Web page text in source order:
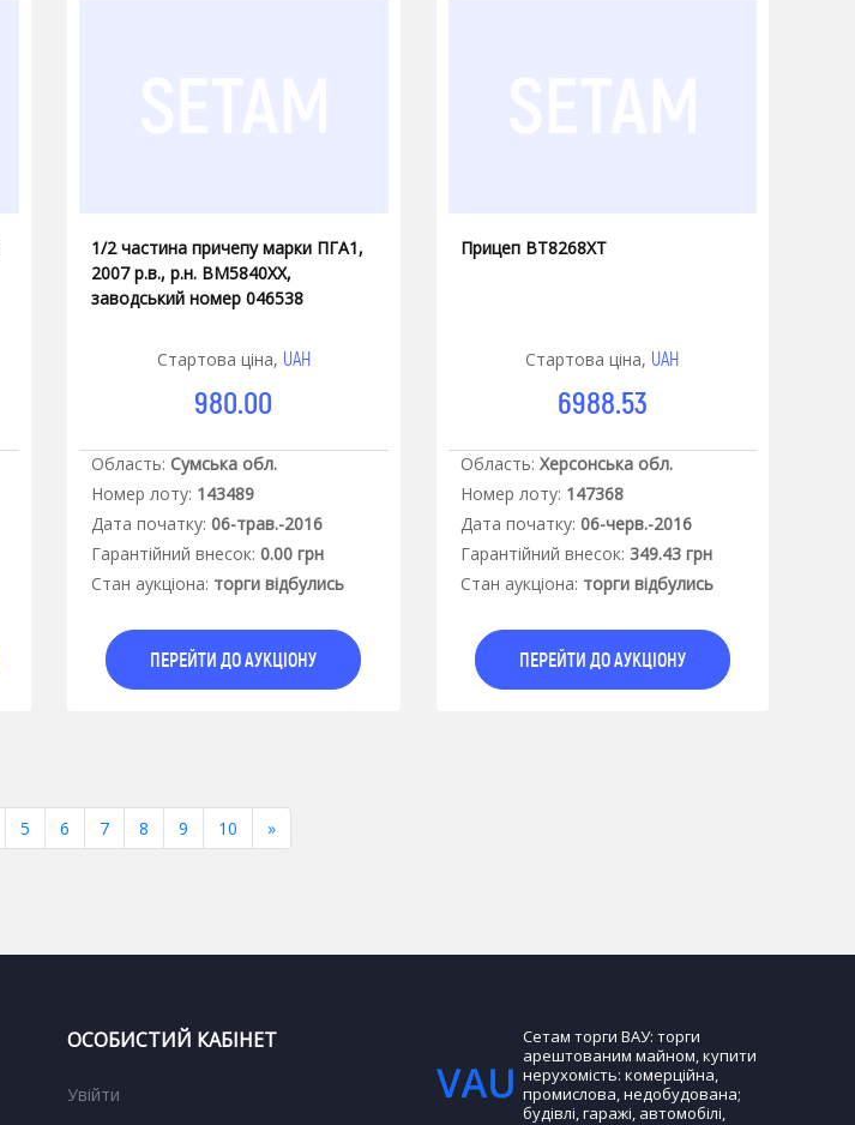
1/2 частина причепу марки ПГА1,
2007 р.в., р.н. ВМ5840ХХ,
заводський номер 046538
Стартова ціна, UAH
980.00
Область: Сумська обл.
Номер лоту: 143489
Дата початку: 06-трав.-2016
Гарантiйний внесок: 0.00 грн
Стан аукцiона: торги відбулись
ПЕРЕЙТИ ДО АУКЦІОНУ
Прицеп ВТ8268ХТ
Стартова ціна, UAH
6988.53
Область: Херсонська обл.
Номер лоту: 147368
Дата початку: 06-черв.-2016
Гарантiйний внесок: 349.43 грн
Стан аукцiона: торги відбулись
ПЕРЕЙТИ ДО АУКЦІОНУ
5 6 7 8 9 10 »Next
ОСОБИСТИЙ КАБІНЕТ
Увійти
Сетам торги ВАУ: торги
арештованим майном, купити
нерухомість: комерційна,
промислова, недобудована;
будівлі, гаражі, автомобілі,